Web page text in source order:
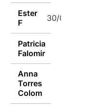
Ester
F
30/01/2018
Patricia
Falomir
Anna
Torres
Colom